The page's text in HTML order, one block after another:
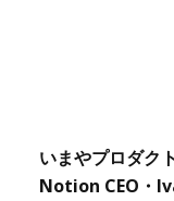
いまやプロダク
Notion CEO・